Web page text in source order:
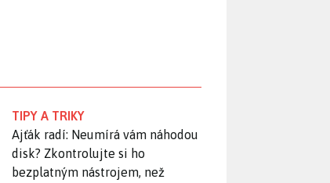
TIPY A TRIKY
Ajťák radí: Neumírá vám náhodou
disk? Zkontrolujte si ho
bezplatným nástrojem, než